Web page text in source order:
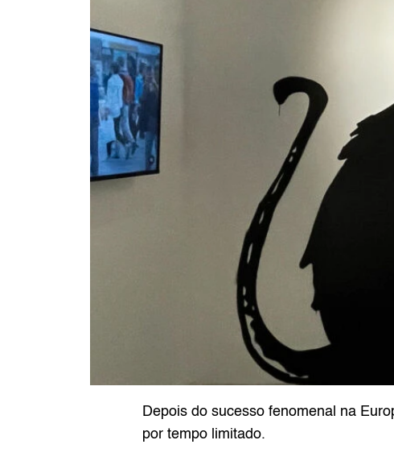
Depois do sucesso fenomenal na
por tempo limitado.